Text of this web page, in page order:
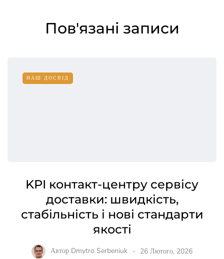
Пов'язані записи
НАШ ДОСВІД
KPI контакт-центру сервісу
доставки: швидкість,
стабільність і нові стандарти
якості
Автор Dmytro Serbeniuk 26 Лютого, 2026